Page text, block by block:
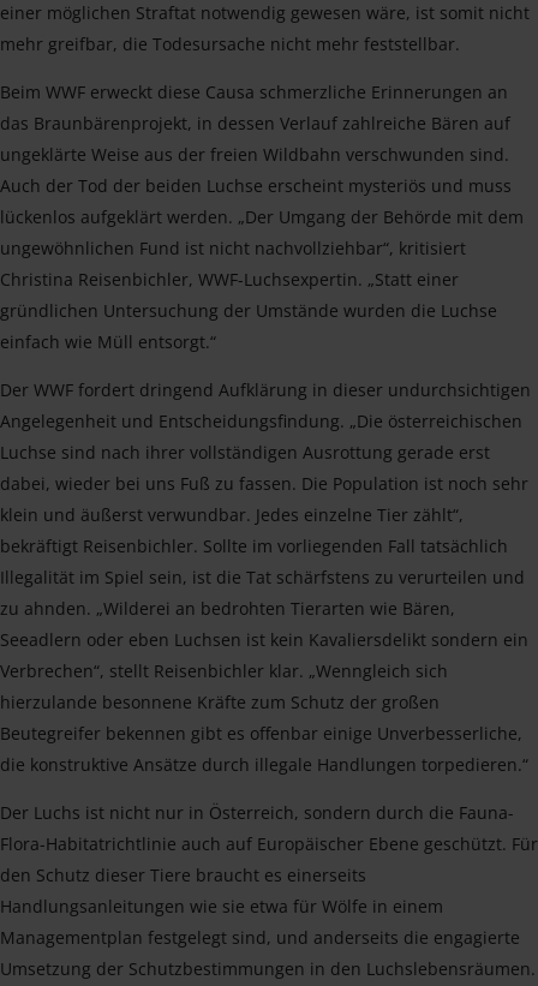
einer möglichen Straftat notwendig gewesen wäre, ist somit nicht
mehr greifbar, die Todesursache nicht mehr feststellbar.
Beim WWF erweckt diese Causa schmerzliche Erinnerungen an
das Braunbärenprojekt, in dessen Verlauf zahlreiche Bären auf
ungeklärte Weise aus der freien Wildbahn verschwunden sind.
Auch der Tod der beiden Luchse erscheint mysteriös und muss
lückenlos aufgeklärt werden. „Der Umgang der Behörde mit dem
ungewöhnlichen Fund ist nicht nachvollziehbar“, kritisiert
Christina Reisenbichler, WWF-Luchsexpertin. „Statt einer
gründlichen Untersuchung der Umstände wurden die Luchse
einfach wie Müll entsorgt.“
Der WWF fordert dringend Aufklärung in dieser undurchsichtigen
Angelegenheit und Entscheidungsfindung. „Die österreichischen
Luchse sind nach ihrer vollständigen Ausrottung gerade erst
dabei, wieder bei uns Fuß zu fassen. Die Population ist noch sehr
klein und äußerst verwundbar. Jedes einzelne Tier zählt“,
bekräftigt Reisenbichler. Sollte im vorliegenden Fall tatsächlich
Illegalität im Spiel sein, ist die Tat schärfstens zu verurteilen und
zu ahnden. „Wilderei an bedrohten Tierarten wie Bären,
Seeadlern oder eben Luchsen ist kein Kavaliersdelikt sondern ein
Verbrechen“, stellt Reisenbichler klar. „Wenngleich sich
hierzulande besonnene Kräfte zum Schutz der großen
Beutegreifer bekennen gibt es offenbar einige Unverbesserliche,
die konstruktive Ansätze durch illegale Handlungen torpedieren.“
Der Luchs ist nicht nur in Österreich, sondern durch die Fauna-
Flora-Habitatrichtlinie auch auf Europäischer Ebene geschützt. Für
den Schutz dieser Tiere braucht es einerseits
Handlungsanleitungen wie sie etwa für Wölfe in einem
Managementplan festgelegt sind, und anderseits die engagierte
Umsetzung der Schutzbestimmungen in den Luchslebensräumen.